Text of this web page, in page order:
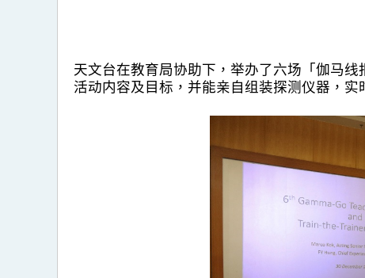
天文台在教育局协助下，举办了六场「伽马
活动内容及目标，并能亲自组装探测仪器，